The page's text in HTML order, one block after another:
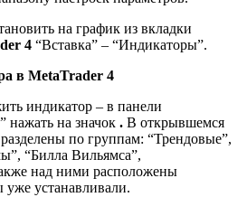
на график из вкладки
4 “Вставка” – “Индикаторы”.
индикатор – в панели
нажать на значок . В открывшемся
по группам: “Трендовые”,
“Билла Вильямса”,
над ними расположены
устанавливали.